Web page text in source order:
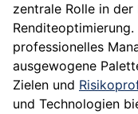
zentrale Rolle in
professionelles
ausgewogene
Zielen und
und Technologien